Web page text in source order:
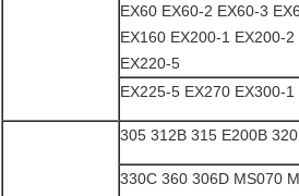
EX60 EX60-2 EX60-3
EX160 EX200-1 EX200-
EX220-5
EX225-5 EX270 EX300-
305 312B 315 E200B
330C 360 306D MS070